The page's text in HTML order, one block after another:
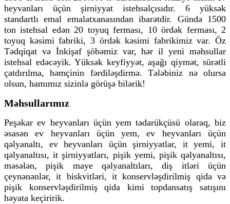
heyvanları üçün şirniyyat istehsalçısıdır. 6 yüksək
standartlı emal emalatxanasından ibarətdir. Gündə 1500
ton istehsal edən 20 toyuq ferması, 10 ördək ferması, 2
toyuq kəsimi fabriki, 3 ördək kəsimi fabrikimiz var. Öz
Tədqiqat və İnkişaf şöbəmiz var, hər il yeni məhsullar
istehsal edəcəyik. Yüksək keyfiyyət, aşağı qiymət, sürətli
çatdırılma, həmçinin fərdiləşdirmə. Tələbiniz nə olursa
olsun, hamımız sizinlə görüşə bilərik!
Məhsullarımız
Peşəkar ev heyvanları üçün yem tədarükçüsü olaraq, biz
əsasən ev heyvanları üçün yem, ev heyvanları üçün
qəlyanaltı, ev heyvanları üçün şirniyyatlar, it yemi, it
qəlyanaltısı, it şirniyyatları, pişik yemi, pişik qəlyanaltısı,
məsələn, pişik maye qəlyanaltıları, diş itləri üçün
çeynənənlər, it biskvitləri, it konservləşdirilmiş qida və
pişik konservləşdirilmiş qida kimi topdansatış satışını
həyata keçiririk.